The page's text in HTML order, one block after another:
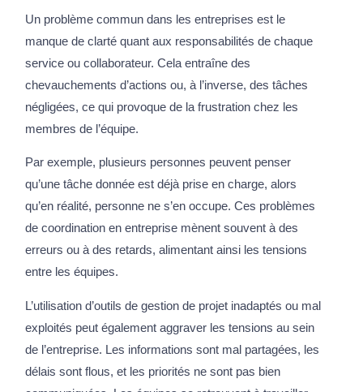
Un problème commun dans les entreprises est le
manque de clarté quant aux responsabilités de chaque
service ou collaborateur. Cela entraîne des
chevauchements d’actions ou, à l’inverse, des tâches
négligées, ce qui provoque de la frustration chez les
membres de l’équipe.
Par exemple, plusieurs personnes peuvent penser
qu’une tâche donnée est déjà prise en charge, alors
qu’en réalité, personne ne s’en occupe. Ces problèmes
de coordination en entreprise mènent souvent à des
erreurs ou à des retards, alimentant ainsi les tensions
entre les équipes.
L’utilisation d’outils de gestion de projet inadaptés ou mal
exploités peut également aggraver les tensions au sein
de l’entreprise. Les informations sont mal partagées, les
délais sont flous, et les priorités ne sont pas bien